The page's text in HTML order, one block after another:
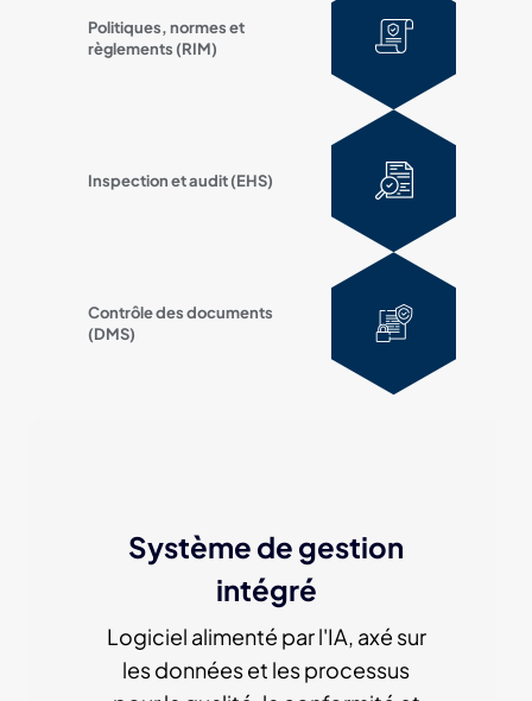
Politiques, normes et
règlements (RIM)
Inspection et audit (EHS)
Contrôle des documents
(DMS)
Système de gestion
intégré
Logiciel alimenté par l'IA, axé sur
les données et les processus